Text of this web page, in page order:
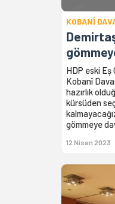
KOBANÎ
HDP eski
Kobanî
hazırlık
kürsüden
gömmeye
12 Nisan 2023